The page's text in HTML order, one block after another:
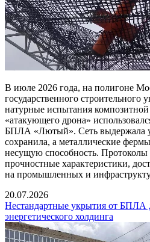
В июле 2026 года, на полигоне
государственного строительного
натурные испытания композитной
«атакующего дрона»
БПЛА «Лютый». Сеть выдержала
сохранила, а металлические
несущую способность.
прочностные характеристики,
на промышленных и
20.07.2026
Нестандартные укрытия от БПЛА
энергетического холдинга